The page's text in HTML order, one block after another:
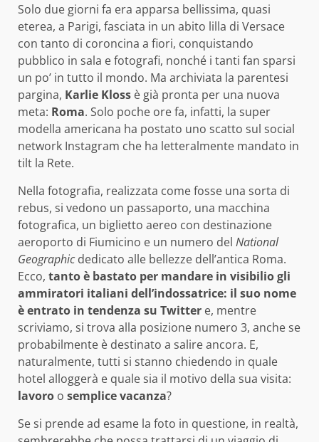
Solo due giorni fa era apparsa bellissima, quasi
eterea, a Parigi, fasciata in un abito lilla di Versace
con tanto di coroncina a fiori, conquistando
pubblico in sala e fotografi, nonché i tanti fan sparsi
un po’ in tutto il mondo. Ma archiviata la parentesi
pargina, Karlie Kloss è già pronta per una nuova
meta: Roma. Solo poche ore fa, infatti, la super
modella americana ha postato uno scatto sul social
network Instagram che ha letteralmente mandato in
tilt la Rete.
Nella fotografia, realizzata come fosse una sorta di
rebus, si vedono un passaporto, una macchina
fotografica, un biglietto aereo con destinazione
aeroporto di Fiumicino e un numero del National
Geographicdedicato alle bellezze dell’antica Roma.
Ecco, tanto è bastato per mandare in visibilio gli
ammiratori italiani dell’indossatrice: il suo nome
è entrato in tendenza su Twitter e, mentre
scriviamo, si trova alla posizione numero 3, anche se
probabilmente è destinato a salire ancora. E,
naturalmente, tutti si stanno chiedendo in quale
hotel alloggerà e quale sia il motivo della sua visita:
lavoro o semplice vacanza?
Se si prende ad esame la foto in questione, in realtà,